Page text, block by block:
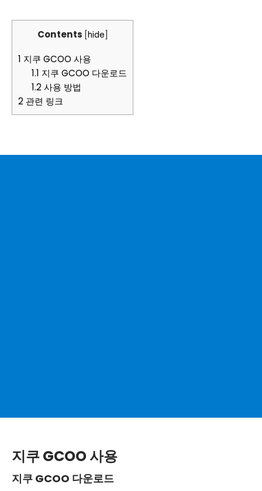
Contents [hide]
1 지쿠 GCOO 사용
1.1 지쿠 GCOO 다운로드
1.2사용 방법
2 관련 링크
지쿠 GCOO 사용
지쿠 GCOO 다운로드